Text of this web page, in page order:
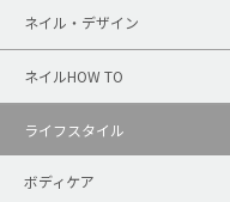
ネイル・デザイン
ネイルHOW TO
ライフスタイル
ボディケア